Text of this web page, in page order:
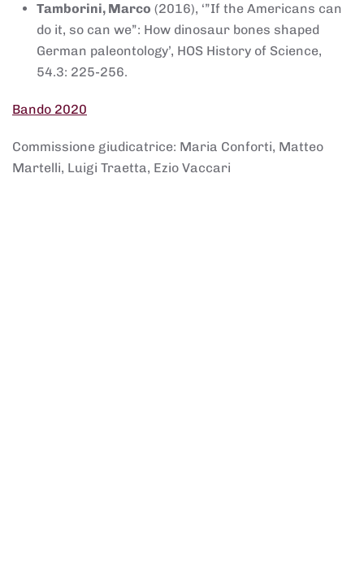
Tamborini, Marco (2016), ‘”If the Americans can
do it, so can we”: How dinosaur bones shaped
German paleontology’, HOS History of Science,
54.3: 225-256.
Bando 2020
Commissione giudicatrice: Maria Conforti, Matteo
Martelli, Luigi Traetta, Ezio Vaccari